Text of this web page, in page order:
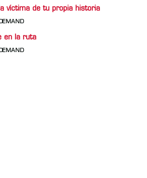
víctima de tu propia historia
en la ruta